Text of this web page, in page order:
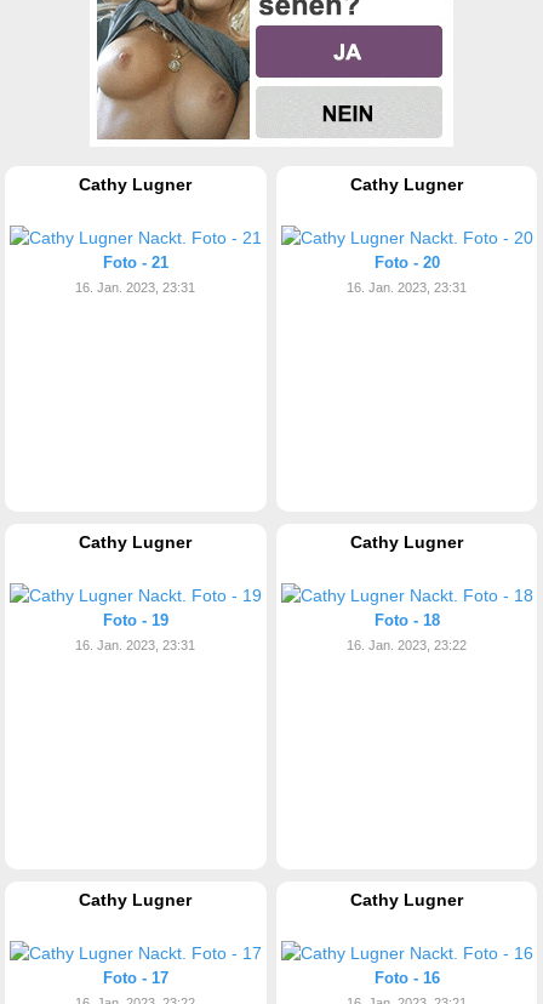
Cathy Lugner
Foto - 21
16. Jan. 2023, 23:31
Cathy Lugner
Foto - 20
16. Jan. 2023, 23:31
Cathy Lugner
Foto - 19
16. Jan. 2023, 23:31
Cathy Lugner
Foto - 18
16. Jan. 2023, 23:22
Cathy Lugner
Foto - 17
Cathy Lugner
Foto - 16